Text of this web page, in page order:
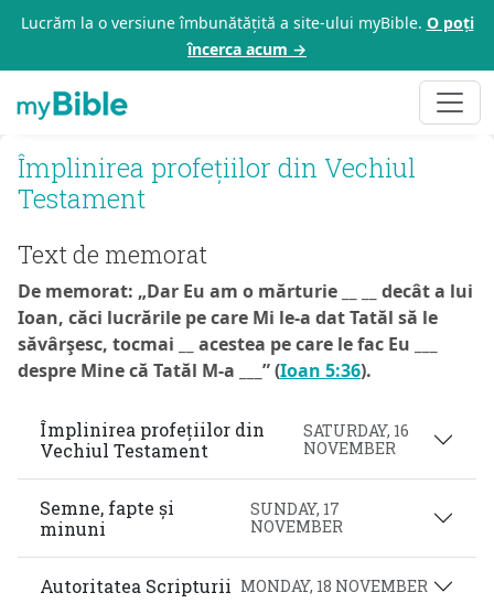
Lucrăm la o versiune îmbunătățită a site-ului myBible. O poți
încerca acum →
Împlinirea profețiilor din Vechiul
Testament
Text de memorat
De memorat: „Dar Eu am o mărturie __ __ decât a lui
Ioan, căci lucrările pe care Mi le-a dat Tatăl să le
săvârşesc, tocmai __ acestea pe care le fac Eu ___
despre Mine că Tatăl M-a ___” (Ioan 5:36).
Împlinirea profețiilor din
Vechiul Testament
SATURDAY, 16
NOVEMBER
Semne, fapte și
minuni
SUNDAY, 17
NOVEMBER
Autoritatea Scripturii MONDAY, 18 NOVEMBER